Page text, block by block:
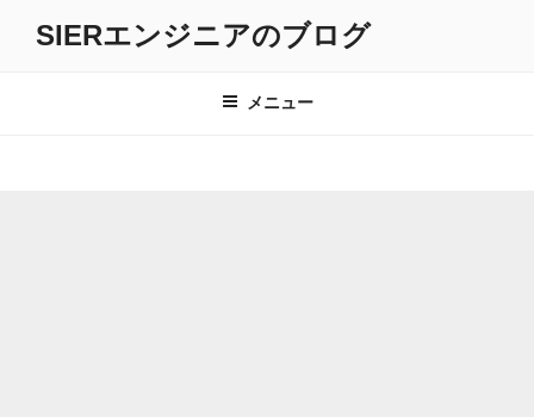
SIERエンジニアのブログ
メニュー